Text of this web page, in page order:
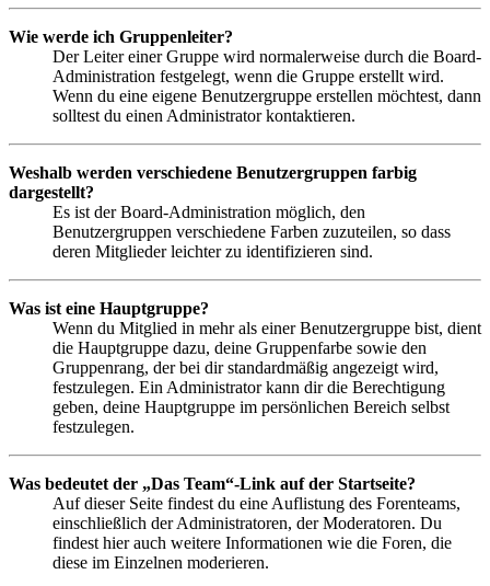
Wie werde ich Gruppenleiter?
Der Leiter einer Gruppe wird normalerweise durch die Board-
Administration festgelegt, wenn die Gruppe erstellt wird.
Wenn du eine eigene Benutzergruppe erstellen möchtest, dann
solltest du einen Administrator kontaktieren.
Weshalb werden verschiedene Benutzergruppen farbig
dargestellt?
Es ist der Board-Administration möglich, den
Benutzergruppen verschiedene Farben zuzuteilen, so dass
deren Mitglieder leichter zu identifizieren sind.
Was ist eine Hauptgruppe?
Wenn du Mitglied in mehr als einer Benutzergruppe bist, dient
die Hauptgruppe dazu, deine Gruppenfarbe sowie den
Gruppenrang, der bei dir standardmäßig angezeigt wird,
festzulegen. Ein Administrator kann dir die Berechtigung
geben, deine Hauptgruppe im persönlichen Bereich selbst
festzulegen.
Was bedeutet der „Das Team“-Link auf der Startseite?
Auf dieser Seite findest du eine Auflistung des Forenteams,
einschließlich der Administratoren, der Moderatoren. Du
findest hier auch weitere Informationen wie die Foren, die
diese im Einzelnen moderieren.